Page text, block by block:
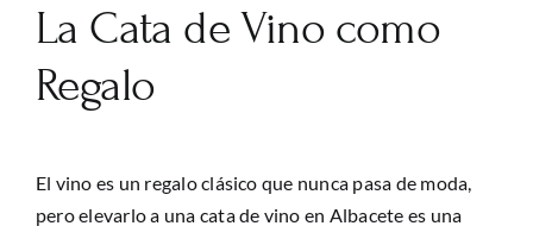
La Cata de Vino como
Regalo
El vino es un regalo clásico que nunca pasa de moda,
pero elevarlo a una cata de vino en Albacete es una